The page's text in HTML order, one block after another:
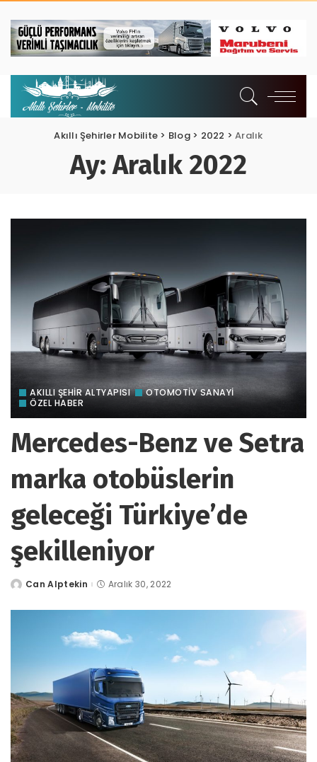
Akıllı Şehirler Mobilite > Blog> 2022 >Aralık
Ay:Aralık 2022
AKILLI ŞEHİR ALTYAPISI
OTOMOTIV SANAYI
ÖZEL HABER
Mercedes-Benz ve Setra
marka otobüslerin
geleceği Türkiye’de
şekilleniyor
tarafından
Can Alptekin Aralık 30, 2022